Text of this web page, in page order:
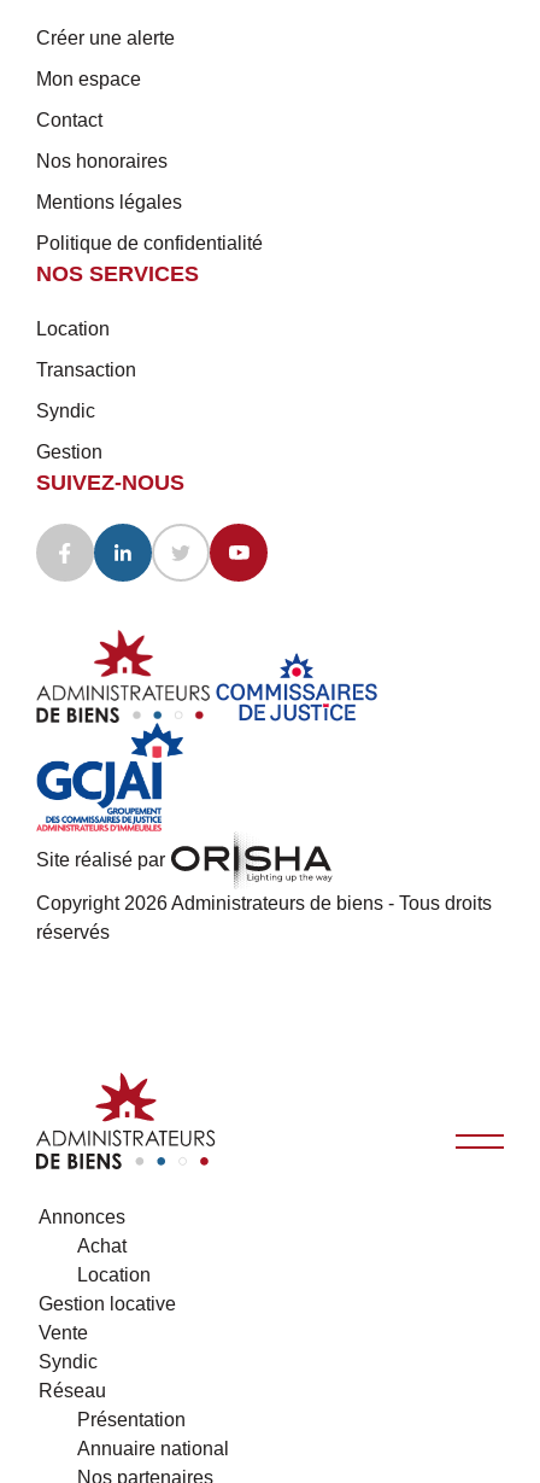
Créer une alerte
Mon espace
Contact
Nos honoraires
Mentions légales
Politique de confidentialité
NOS SERVICES
Location
Transaction
Syndic
Gestion
SUIVEZ-NOUS
Site réalisé par
Copyright 2026 Administrateurs de biens - Tous droits
réservés
Annonces
Achat
Location
Gestion locative
Vente
Syndic
Réseau
Présentation
Annuaire national
Nos partenaires